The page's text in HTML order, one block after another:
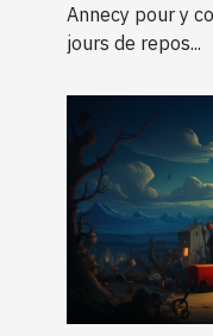
Annecy pour y
jours de repos...